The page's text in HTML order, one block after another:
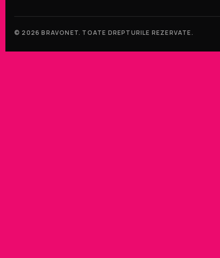
© 2026 BRAVONET. TOATE DREPTURILE REZERVATE.